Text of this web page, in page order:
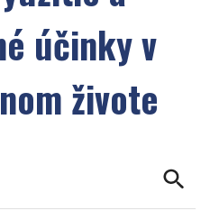
účinky v
živote